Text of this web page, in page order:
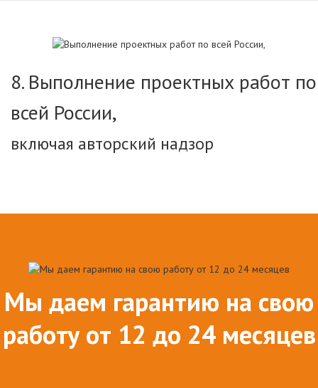
8. Выполнение проектных работ по
всей России,
включая авторский надзор
Мы даем гарантию на свою
работу от 12 до 24 месяцев